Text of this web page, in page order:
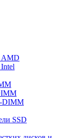
AMD
DIMM
SSD